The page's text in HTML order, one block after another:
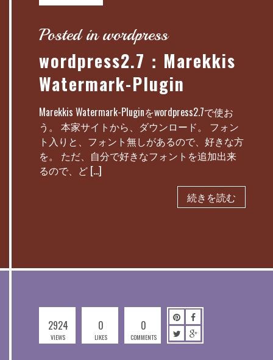
Posted in wordpress
wordpress2.7：Marekkis
Watermark-Plugin
Marekkis Watermark-Pluginをwordpress2.7で使お
う。 本家サイトから、ダウンロード。 フォン
ト入りと、フォント無しがあるので、好きな方
を。 ただ、自分で好きなフォントを追加出来
るので、ど […]
続きを読む
2924
VIEWS
0
LIKES
0
COMMENTS